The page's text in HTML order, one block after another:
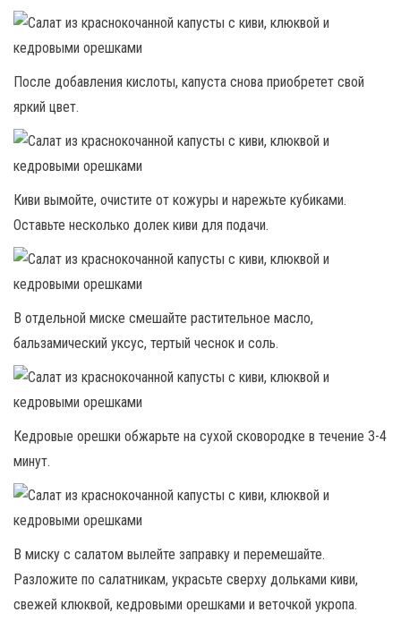
После добавления кислоты, капуста снова приобретет свой
яркий цвет.
Киви вымойте, очистите от кожуры и нарежьте кубиками.
Оставьте несколько долек киви для подачи.
В отдельной миске смешайте растительное масло,
бальзамический уксус, тертый чеснок и соль.
Кедровые орешки обжарьте на сухой сковородке в течение 3-4
минут.
В миску с салатом вылейте заправку и перемешайте.
Разложите по салатникам, украсьте сверху дольками киви,
свежей клюквой, кедровыми орешками и веточкой укропа.